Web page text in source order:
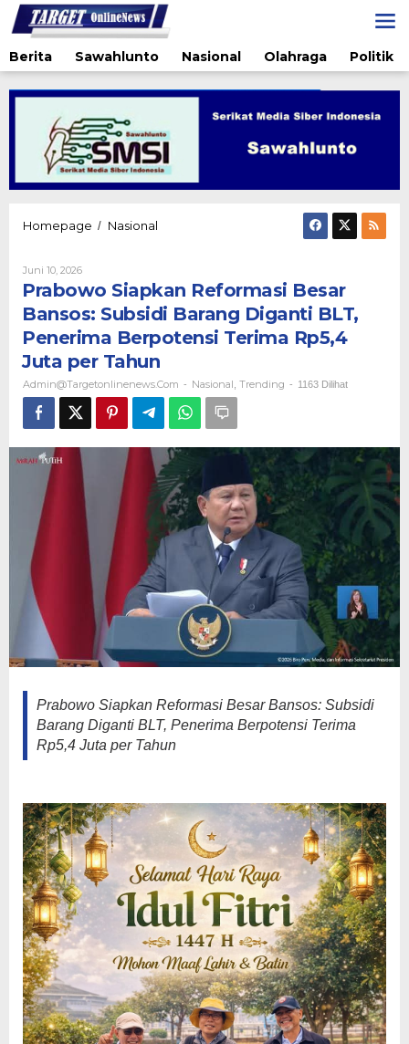
Lewati
ke
konten
Berita
Sawahlunto Nasional Olahraga Politik
Homepage / Nasional
Bansos:
Subsidi
Barang
Diganti
BLT,
Penerima
Berpotensi
Terima
Rp5,4
per
Tahun
Juni 10, 2026Oleh
Admin@targetonlinenews.com
Prabowo Siapkan Reformasi Besar
Bansos: Subsidi Barang Diganti BLT,
Penerima Berpotensi Terima Rp5,4
Juta per Tahun
Admin@targetonlinenews.com - Nasional Trending - 1163 Dilihat
Prabowo Siapkan Reformasi Besar Bansos: Subsidi
Barang Diganti BLT, Penerima Berpotensi Terima
Rp5,4 Juta per Tahun